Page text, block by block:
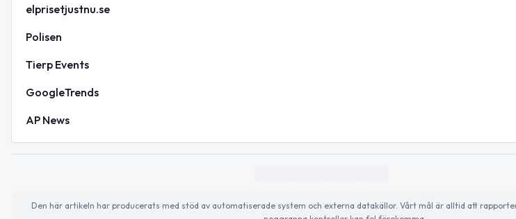
elprisetjustnu.se
Polisen
Tierp Events
GoogleTrends
AP News
Den här artikeln har producerats med stöd av automatiserade system och externa datakällor. Vårt mål är alltid att